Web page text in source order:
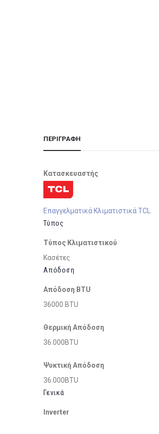
ΠΕΡΙΓΡΑΦΉ
Κατασκευαστής
Επαγγελματικά Κλιματιστικά TCL
Τύπος
Τύπος Κλιματιστικού
Κασέτες
Απόδοση
Απόδοση BTU
36000 BTU
Θερμική Απόδοση
36.000BTU
Ψυκτική Απόδοση
36.000BTU
Γενικά
Inverter